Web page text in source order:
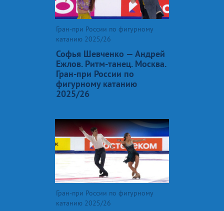
Гран-при России по фигурному
катанию 2025/26
Софья Шевченко — Андрей
Ежлов. Ритм-танец. Москва.
Гран-при России по
фигурному катанию
2025/26
Гран-при России по фигурному
катанию 2025/26